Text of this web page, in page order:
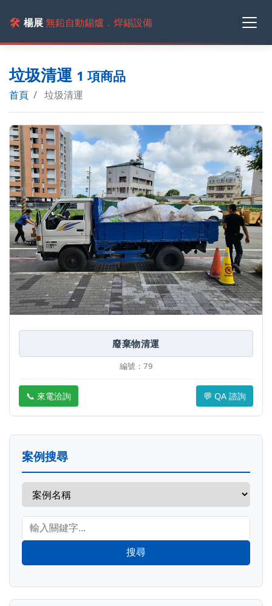
🛠️ 楊展無鉛自動錫爐．焊錫設備
垃圾清運 1 項商品
首頁 垃圾清運
案例搜尋
搜尋
廢棄物清運
編號：79
📞 來電洽詢 💬 QA 諮詢